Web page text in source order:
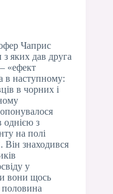
Чаприс
яких дав друга
«ефект
в наступному:
в чорних і
однією з
на полі
Він знаходився
у
вони щось
половина